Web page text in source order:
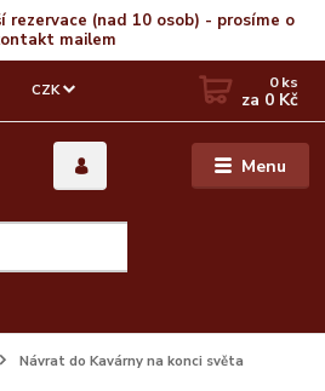
rezervace (nad 10 osob) - prosíme o
mailem
Menu
CZK 0ks
za 0 Kč
Návrat do Kavárny na konci světa